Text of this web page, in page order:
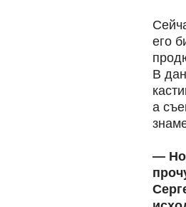
его
В
а
— Но